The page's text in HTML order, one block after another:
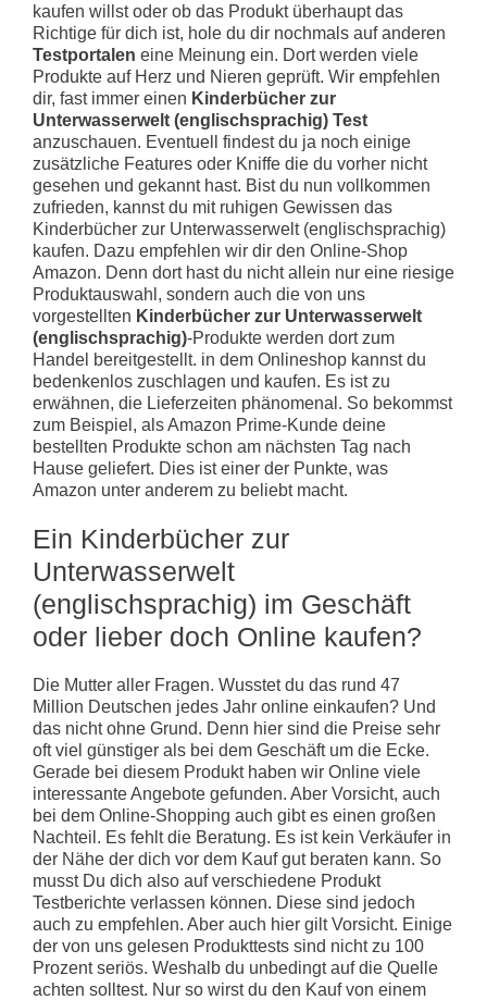
kaufen willst oder ob das Produkt überhaupt das
Richtige für dich ist, hole du dir nochmals auf anderen
Testportalen eine Meinung ein. Dort werden viele
Produkte auf Herz und Nieren geprüft. Wir empfehlen
dir, fast immer einen Kinderbücher zur
Unterwasserwelt (englischsprachig) Test
anzuschauen. Eventuell findest du ja noch einige
zusätzliche Features oder Kniffe die du vorher nicht
gesehen und gekannt hast. Bist du nun vollkommen
zufrieden, kannst du mit ruhigen Gewissen das
Kinderbücher zur Unterwasserwelt (englischsprachig)
kaufen. Dazu empfehlen wir dir den Online-Shop
Amazon. Denn dort hast du nicht allein nur eine riesige
Produktauswahl, sondern auch die von uns
vorgestellten Kinderbücher zur Unterwasserwelt
(englischsprachig)-Produkte werden dort zum
Handel bereitgestellt. in dem Onlineshop kannst du
bedenkenlos zuschlagen und kaufen. Es ist zu
erwähnen, die Lieferzeiten phänomenal. So bekommst
zum Beispiel, als Amazon Prime-Kunde deine
bestellten Produkte schon am nächsten Tag nach
Hause geliefert. Dies ist einer der Punkte, was
Amazon unter anderem zu beliebt macht.
Ein Kinderbücher zur
Unterwasserwelt
(englischsprachig) im Geschäft
oder lieber doch Online kaufen?
Die Mutter aller Fragen. Wusstet du das rund 47
Million Deutschen jedes Jahr online einkaufen? Und
das nicht ohne Grund. Denn hier sind die Preise sehr
oft viel günstiger als bei dem Geschäft um die Ecke.
Gerade bei diesem Produkt haben wir Online viele
interessante Angebote gefunden. Aber Vorsicht, auch
bei dem Online-Shopping auch gibt es einen großen
Nachteil. Es fehlt die Beratung. Es ist kein Verkäufer in
der Nähe der dich vor dem Kauf gut beraten kann. So
musst Du dich also auf verschiedene Produkt
Testberichte verlassen können. Diese sind jedoch
auch zu empfehlen. Aber auch hier gilt Vorsicht. Einige
der von uns gelesen Produkttests sind nicht zu 100
Prozent seriös. Weshalb du unbedingt auf die Quelle
achten solltest. Nur so wirst du den Kauf von einem